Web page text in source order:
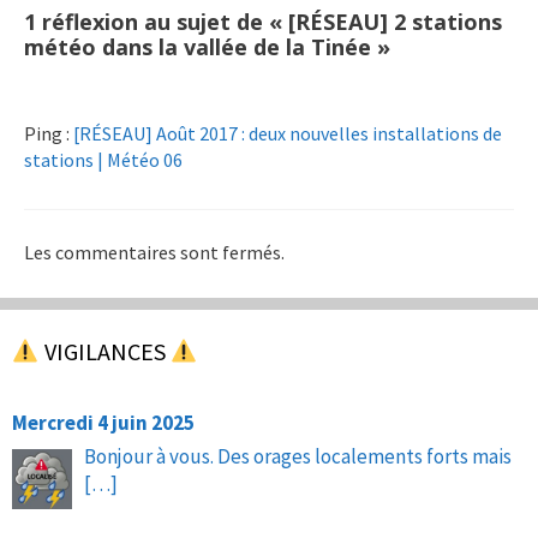
1 réflexion au sujet de « [RÉSEAU] 2 stations
météo dans la vallée de la Tinée »
Ping : [RÉSEAU] Août 2017 : deux nouvelles installations de
stations | Météo 06
Les commentaires sont fermés.
VIGILANCES
Mercredi 4 juin 2025
Bonjour à vous. Des orages localements forts mais
[…]